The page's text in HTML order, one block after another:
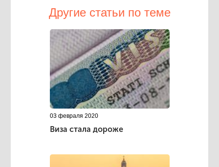
Другие статьи по теме
03 февраля 2020
Виза стала дороже